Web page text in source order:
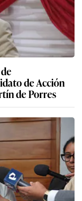
de Acción
de Porres